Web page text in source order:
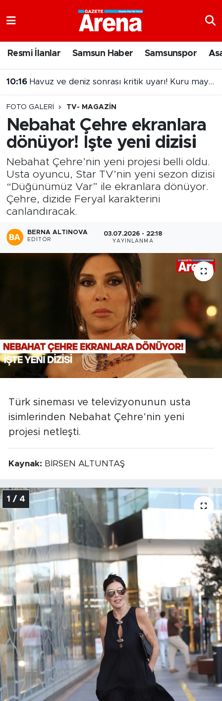
Resmi İlanlar Samsun Haber Samsunspor
10:16 Havuz ve deniz sonrası kritik uyarı! Kuru mayo kullanın
10:02 Samsun'da akaryakıta zam alarmı! Tarih belli oldu
FOTO GALERI TV- MAGAZIN
Nebahat Çehre ekranlara
dönüyor! İşte yeni dizisi
Nebahat Çehre’nin yeni projesi belli oldu.
Usta oyuncu, Star TV’nin yeni sezon dizisi
“Düğünümüz Var” ile ekranlara dönüyor.
Çehre, dizide Feryal karakterini
canlandıracak.
BERNA ALTINOVA
EDITÖR
03.07.2026 - 22:18
YAYINLANMA
Türk sineması ve televizyonunun usta
isimlerinden Nebahat Çehre’nin yeni
projesi netleşti.
Kaynak: BİRSEN ALTUNTAŞ
1 / 4
Süper Lig Puan Durumu ve Fikstür
Tüm Manşetler
Son Dakika Haberleri
Haber Arşivi